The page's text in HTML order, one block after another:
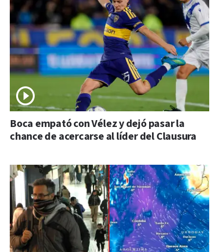
Boca empató con Vélez y dejó pasar la
chance de acercarse al líder del Clausura